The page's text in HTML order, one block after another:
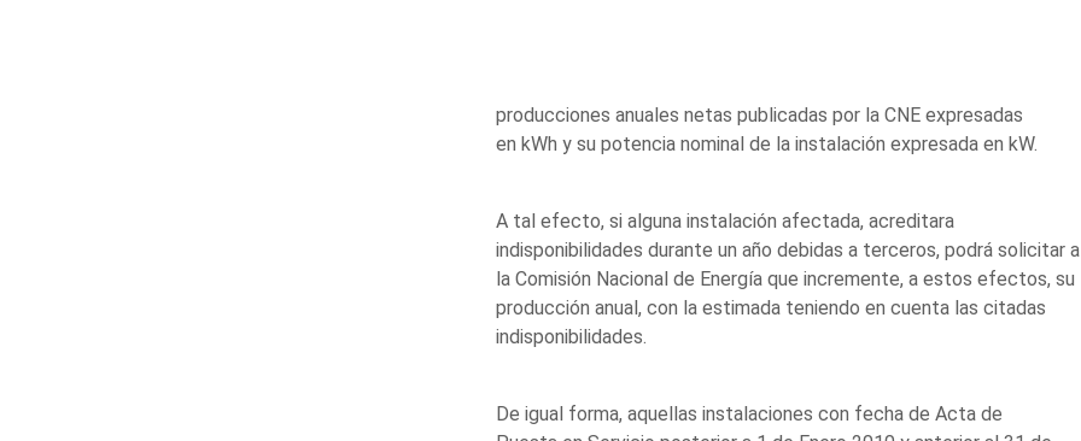
producciones anuales netas publicadas por la CNE expresadas
en kWh y su potencia nominal de la instalación expresada en kW.
A tal efecto, si alguna instalación afectada, acreditara
indisponibilidades durante un año debidas a terceros, podrá solicitar a
la Comisión Nacional de Energía que incremente, a estos efectos, su
producción anual, con la estimada teniendo en cuenta las citadas
indisponibilidades.
De igual forma, aquellas instalaciones con fecha de Acta de